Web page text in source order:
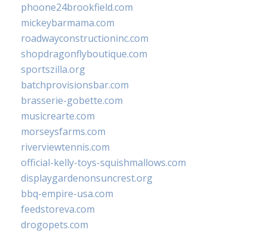
phoone24brookfield.com
mickeybarmama.com
roadwayconstructioninc.com
shopdragonflyboutique.com
sportszilla.org
batchprovisionsbar.com
brasserie-gobette.com
musicrearte.com
morseysfarms.com
riverviewtennis.com
official-kelly-toys-squishmallows.com
displaygardenonsuncrest.org
bbq-empire-usa.com
feedstoreva.com
drogopets.com